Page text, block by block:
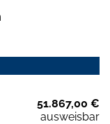
51.867,00 €
ausweisbar